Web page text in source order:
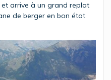
arrive à un grand replat
de berger en bon état